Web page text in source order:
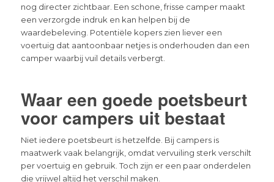
nog directer zichtbaar. Een schone, frisse camper maakt
een verzorgde indruk en kan helpen bij de
waardebeleving. Potentiële kopers zien liever een
voertuig dat aantoonbaar netjes is onderhouden dan een
camper waarbij vuil details verbergt.
Waar een goede poetsbeurt
voor campers uit bestaat
Niet iedere poetsbeurt is hetzelfde. Bij campers is
maatwerk vaak belangrijk, omdat vervuiling sterk verschilt
per voertuig en gebruik. Toch zijn er een paar onderdelen
die vrijwel altijd het verschil maken.